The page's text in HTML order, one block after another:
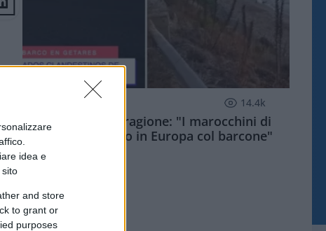
idea e
sito
and store
to grant or
purposes
14.4k
Meloni aveva ragione: "I marocchini di
Ceuta sbarcano in Europa col barcone"